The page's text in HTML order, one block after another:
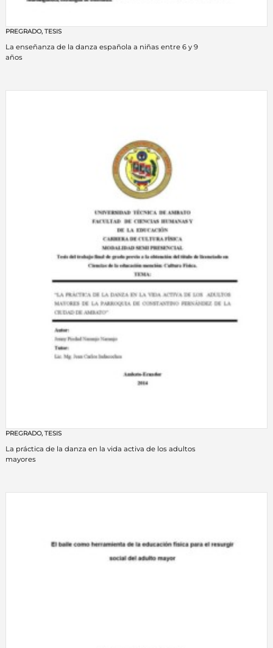
PREGRADO, TESIS
La enseñanza de la danza española a niñas entre 6 y 9
años
PREGRADO, TESIS
La práctica de la danza en la vida activa de los adultos
mayores